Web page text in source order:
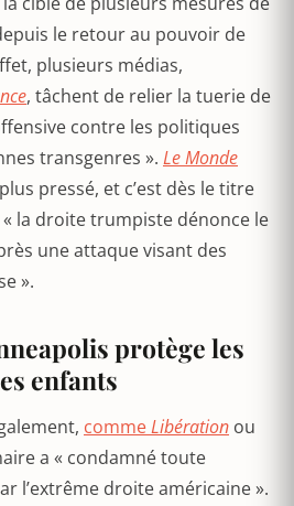
le retour au pouvoir de
plusieurs médias,
, tâchent de relier la tuerie de
contre les politiques
transgenres ». Le Monde
pressé, et c’est dès le titre
la droite trumpiste dénonce le
une attaque visant des
».
protège les
enfants
commeLibération ou
a « condamné toute
l’extrême droite américaine ».